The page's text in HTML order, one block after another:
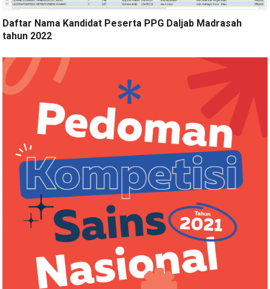
Daftar Nama Kandidat Peserta PPG Daljab Madrasah
tahun 2022